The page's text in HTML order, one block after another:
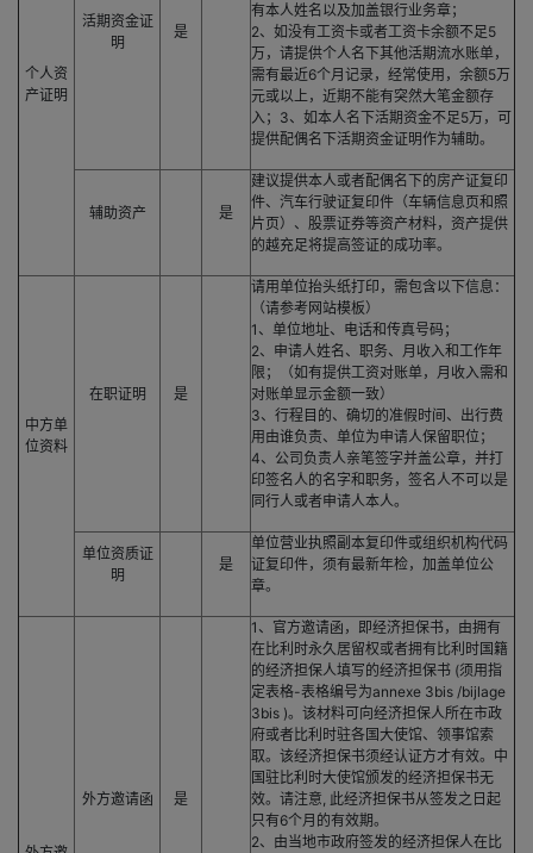
个人资
产证明
活期资金证
明
是
有本人姓名以及加盖银行业务章；
2、如没有工资卡或者工资卡余额不足5
万，请提供个人名下其他活期流水账单，
需有最近6个月记录，经常使用，余额5万
元或以上，近期不能有突然大笔金额存
入；3、如本人名下活期资金不足5万，可
提供配偶名下活期资金证明作为辅助。
辅助资产 是
建议提供本人或者配偶名下的房产证复印
件、汽车行驶证复印件（车辆信息页和照
片页）、股票证券等资产材料，资产提供
的越充足将提高签证的成功率。
中方单
位资料
在职证明 是
请用单位抬头纸打印，需包含以下信息：
（请参考网站模板）
1、单位地址、电话和传真号码；
2、申请人姓名、职务、月收入和工作年
限；（如有提供工资对账单，月收入需和
对账单显示金额一致）
3、行程目的、确切的准假时间、出行费
用由谁负责、单位为申请人保留职位；
4、公司负责人亲笔签字并盖公章，并打
印签名人的名字和职务，签名人不可以是
同行人或者申请人本人。
单位资质证
明
是
单位营业执照副本复印件或组织机构代码
证复印件，须有最新年检，加盖单位公
章。
外方邀请函 是
1、官方邀请函，即经济担保书，由拥有
在比利时永久居留权或者拥有比利时国籍
的经济担保人填写的经济担保书 (须用指
定表格-表格编号为annexe 3bis /bijlage
3bis )。该材料可向经济担保人所在市政
府或者比利时驻各国大使馆、领事馆索
取。该经济担保书须经认证方才有效。中
国驻比利时大使馆颁发的经济担保书无
效。请注意, 此经济担保书从签发之日起
只有6个月的有效期。
2、由当地市政府签发的经济担保人在比